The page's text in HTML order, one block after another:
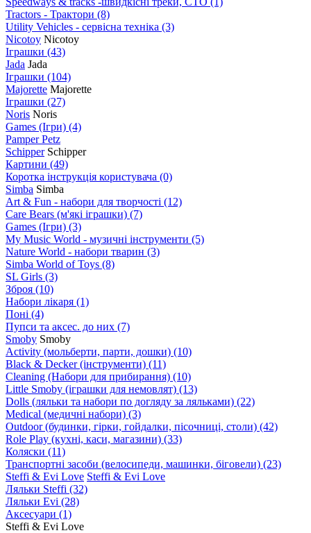
Tractors - Трактори (8)
Utility Vehicles - сервісна техніка (3)
Nicotoy Nicotoy
Іграшки (43)
Jada Jada
Іграшки (104)
Majorette Majorette
Іграшки (27)
Noris Noris
Games (Ігри) (4)
Pamper Petz
Schipper Schipper
Картини (49)
Коротка інструкція користувача (0)
Simba Simba
Art & Fun - набори для творчості (12)
Care Bears (м'які іграшки) (7)
Games (Ігри) (3)
My Music World - музичні інструменти (5)
Nature World - набори тварин (3)
Simba World of Toys (8)
SL Girls (3)
Зброя (10)
Набори лікаря (1)
Поні (4)
Пупси та аксес. до них (7)
Smoby Smoby
Аctivity (мольберти, парти, дошки) (10)
Black & Decker (інструменти) (11)
Cleaning (Набори для прибирання) (10)
Little Smoby (іграшки для немовлят) (13)
Dolls (ляльки та набори по догляду за ляльками) (22)
Medical (медичні набори) (3)
Outdoor (будинки, гірки, гойдалки, пісочниці, столи) (42)
Role Play (кухні, каси, магазини) (33)
Коляски (11)
Транспортні засоби (велосипеди, машинки, біговели) (23)
Steffi & Evi Love Steffi & Evi Love
Ляльки Steffi (32)
Ляльки Evi (28)
Аксесуари (1)
Steffi & Evi Love